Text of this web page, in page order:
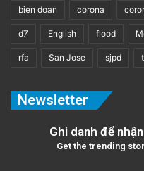
bien doan corona
d7 English flood
rfa San Jose sjpd
Newsletter
Ghi danh để
Get the trending